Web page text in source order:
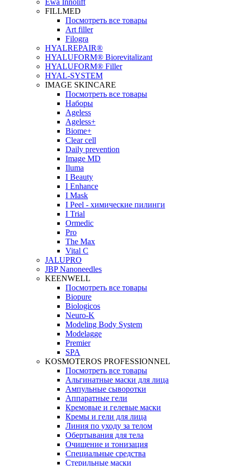
Ewa Innolift
FILLMED
Посмотреть все товары
Art filler
Filogra
НYALREPAIR®
HYALUFORM® Biorevitalizant
HYALUFORM® Filler
HYAL-SYSTEM
IMAGE SKINCARE
Посмотреть все товары
Наборы
Ageless
Ageless+
Biome+
Clear cell
Daily prevention
Image MD
Iluma
I Beauty
I Enhance
I Mask
I Peel - химические пилинги
I Trial
Ormedic
Pro
The Max
Vital C
JALUPRO
JBP Nanoneedles
KEENWELL
Посмотреть все товары
Biopure
Biologicos
Neuro‑K
Modeling Body System
Modelagge
Premier
SPA
KOSMOTEROS PROFESSIONNEL
Посмотреть все товары
Альгинатные маски для лица
Ампульные сыворотки
Аппаратные гели
Кремовые и гелевые маски
Кремы и гели для лица
Линия по уходу за телом
Обертывания для тела
Очищение и тонизация
Специальные средства
Стерильные маски